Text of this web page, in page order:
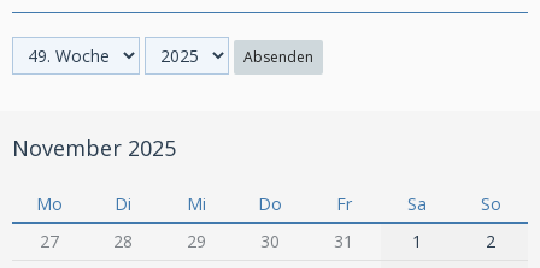
Absenden
November 2025
Mo Di Mi Do Fr Sa
So
27
28 29 30 31 1
2